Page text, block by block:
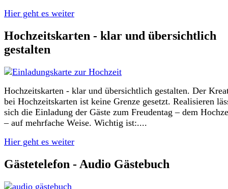
Hier geht es weiter
Hochzeitskarten - klar und übersichtlich
gestalten
Hochzeitskarten - klar und übersichtlich gestalten. Der
bei Hochzeitskarten ist keine Grenze gesetzt. Realisieren
sich die Einladung der Gäste zum Freudentag – dem
– auf mehrfache Weise. Wichtig ist:....
Hier geht es weiter
Gästetelefon - Audio Gästebuch